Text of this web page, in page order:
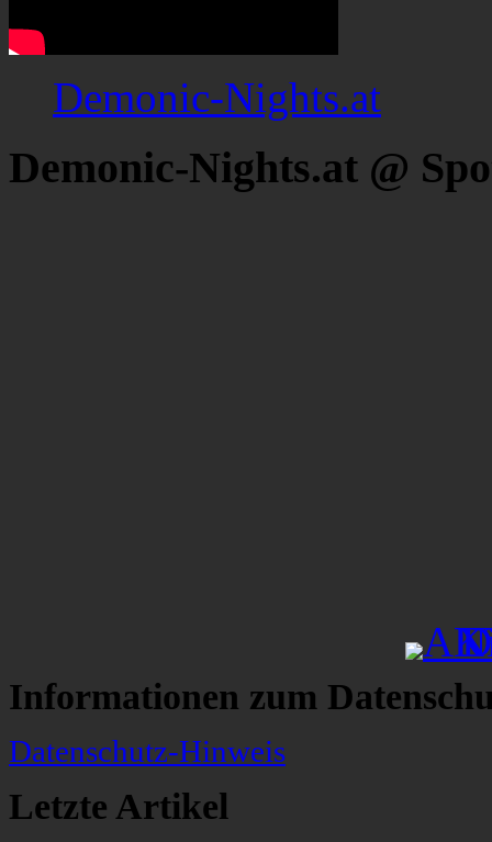
Demonic-Nights.at
Demonic-Nights.at @
Informationen zum
Datenschutz-Hinweis
Letzte Artikel